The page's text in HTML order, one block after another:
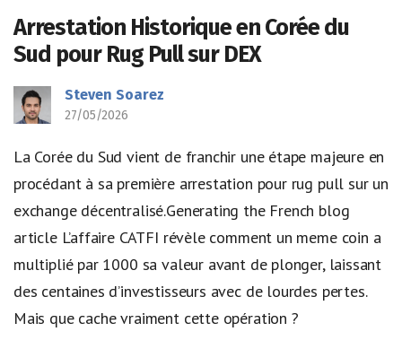
Arrestation Historique en Corée du
Sud pour Rug Pull sur DEX
Steven Soarez
27/05/2026
La Corée du Sud vient de franchir une étape majeure en
procédant à sa première arrestation pour rug pull sur un
exchange décentralisé.Generating the French blog
article L’affaire CATFI révèle comment un meme coin a
multiplié par 1000 sa valeur avant de plonger, laissant
des centaines d’investisseurs avec de lourdes pertes.
Mais que cache vraiment cette opération ?